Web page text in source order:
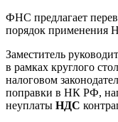
ФНС предлагает
порядок применения
Заместитель
в рамках круглого
налоговом
поправки в НК РФ,
неуплаты НДС